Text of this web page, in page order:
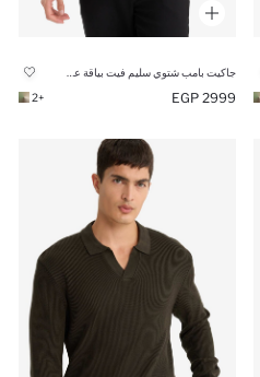
2999 EGP
+2